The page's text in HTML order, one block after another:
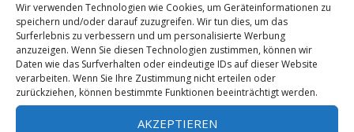
Wir verwenden Technologien wie Cookies, um Geräteinformationen zu
speichern und/oder darauf zuzugreifen. Wir tun dies, um das
Surferlebnis zu verbessern und um personalisierte Werbung
anzuzeigen. Wenn Sie diesen Technologien zustimmen, können wir
Daten wie das Surfverhalten oder eindeutige IDs auf dieser Website
verarbeiten. Wenn Sie Ihre Zustimmung nicht erteilen oder
zurückziehen, können bestimmte Funktionen beeinträchtigt werden.
AKZEPTIEREN